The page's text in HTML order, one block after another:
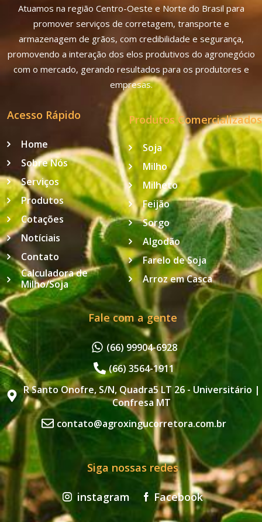
Atuamos na região Centro-Oeste e Norte do Brasil para
promover serviços de corretagem, transporte e
armazenagem de grãos, com credibilidade e segurança,
promovendo a interação dos elos produtivos do agronegócio
com o mercado, gerando resultados para os produtores e
empresas.
Acesso Rápido
Home
Sobre Nós
Serviços
Produtos
Cotações
Notíciais
Contato
Calculadora de
Milho/Soja
Produtos Comercializados
Soja
Milho
Milheto
Feijão
Sorgo
Algodão
Farelo de Soja
Arroz em Casca
Fale com a gente
(66) 99904-6928
(66) 3564-1911
R Santo Onofre, S/N, Quadra5 LT 26 - Universitário |
Confresa MT
contato@agroxingucorretora.com.br
Siga nossas redes
instagram Facebook